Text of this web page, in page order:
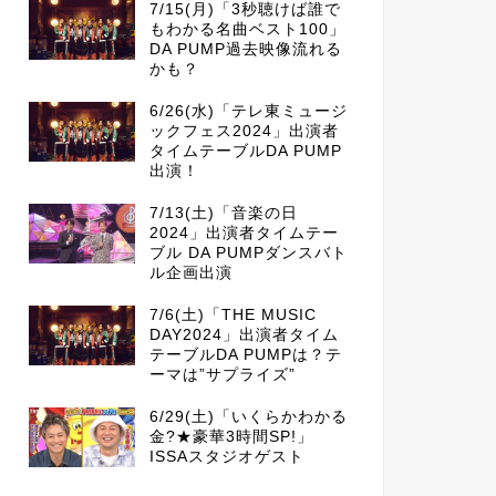
7/15(月)「3秒聴けば誰で
もわかる名曲ベスト100」
DA PUMP過去映像流れる
かも？
6/26(水)「テレ東ミュージ
ックフェス2024」出演者
タイムテーブルDA PUMP
出演！
7/13(土)「音楽の日
2024」出演者タイムテー
ブル DA PUMPダンスバト
ル企画出演
7/6(土)「THE MUSIC
DAY2024」出演者タイム
テーブルDA PUMPは？テ
ーマは”サプライズ”
6/29(土)「いくらかわかる
金?★豪華3時間SP!」
ISSAスタジオゲスト